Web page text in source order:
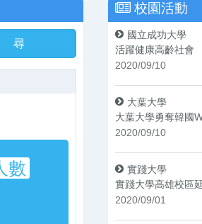
數
校園活動
國立成功大學
2020/09/10
大葉大學
2020/09/10
實踐大學
實踐大學高雄校區
2020/09/01